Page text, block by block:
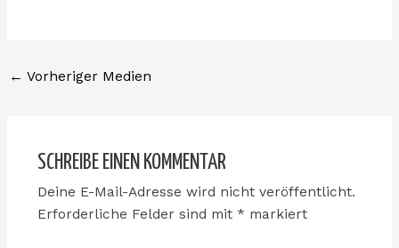
← Vorheriger Medien
SCHREIBE EINEN KOMMENTAR
Deine E-Mail-Adresse wird nicht veröffentlicht.
Erforderliche Felder sind mit * markiert